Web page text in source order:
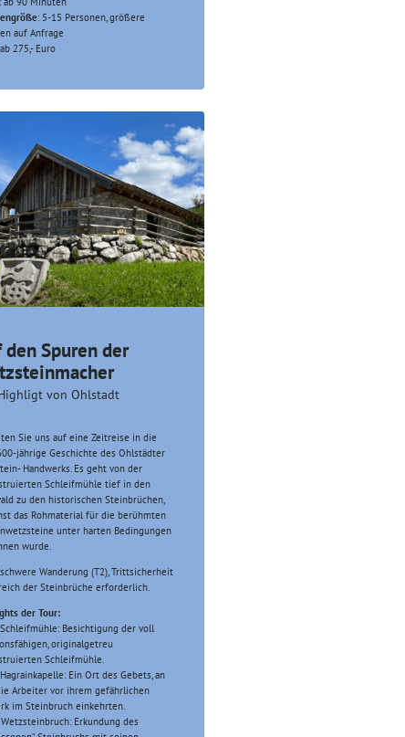
: 5-15 Personen, größere
auf Anfrage
275,- Euro
den Spuren der
von Ohlstadt
Sie uns auf eine Zeitreise in die
jährige Geschichte des Ohlstädter
Handwerks. Es geht von der
Schleifmühle tief in den
zu den historischen Steinbrüchen,
das Rohmaterial für die berühmten
unter harten Bedingungen
wurde.
Wanderung (T2), Trittsicherheit
der Steinbrüche erforderlich.
der Tour:
Schleifmühle: Besichtigung der voll
originalgetreu
Schleifmühle.
Ein Ort des Gebets, an
Arbeiter vor ihrem gefährlichen
im Steinbruch einkehrten.
Wetzsteinbruch: Erkundung des